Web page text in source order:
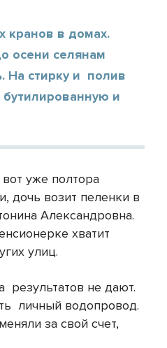
кранов в домах.
осени селянам
На стирку и полив
и
уже полтора
дочь возит пеленки в
Александровна.
хватит
улиц.
результатов не дают.
личный водопровод.
за свой счет,